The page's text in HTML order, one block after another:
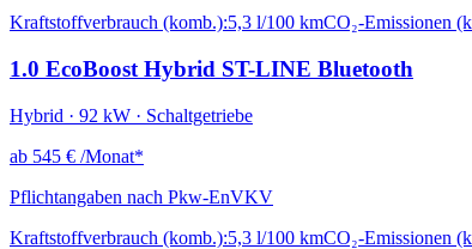
Kraftstoffverbrauch (komb.):5,3 l/100 kmCO₂-Emissionen
1.0 EcoBoost Hybrid ST-LINE Bluetooth
Hybrid · 92 kW · Schaltgetriebe
ab 545 € /Monat*
Pflichtangaben nach Pkw-EnVKV
Kraftstoffverbrauch (komb.):5,3 l/100 kmCO₂-Emissionen